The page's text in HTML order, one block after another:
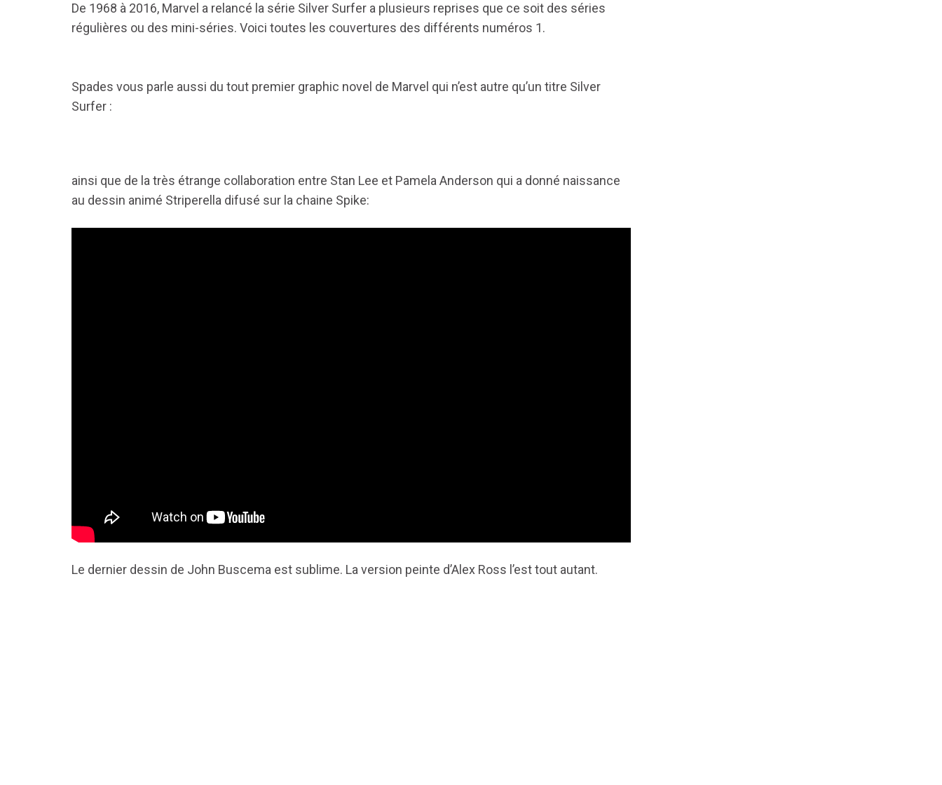
De 1968 à 2016, Marvel a relancé la série Silver Surfer a plusieurs reprises que ce soit des séries
régulières ou des mini-séries. Voici toutes les couvertures des différents numéros 1.
Spades vous parle aussi du tout premier graphic novel de Marvel qui n’est autre qu’un titre Silver
Surfer :
ainsi que de la très étrange collaboration entre Stan Lee et Pamela Anderson qui a donné naissance
au dessin animé Striperella difusé sur la chaine Spike:
Le dernier dessin de John Buscema est sublime. La version peinte d’Alex Ross l’est tout autant.